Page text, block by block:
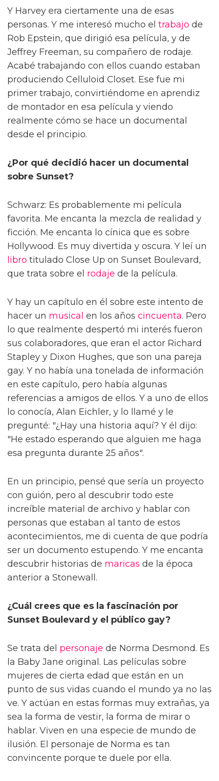
Y Harvey era ciertamente una de esas
personas. Y me interesó mucho el trabajo de
Rob Epstein, que dirigió esa película, y de
Jeffrey Freeman, su compañero de rodaje.
Acabé trabajando con ellos cuando estaban
produciendo Celluloid Closet. Ese fue mi
primer trabajo, convirtiéndome en aprendiz
de montador en esa película y viendo
realmente cómo se hace un documental
desde el principio.
¿Por qué decidió hacer un documental
sobre Sunset?
Schwarz: Es probablemente mi película
favorita. Me encanta la mezcla de realidad y
ficción. Me encanta lo cínica que es sobre
Hollywood. Es muy divertida y oscura. Y leí un
libro titulado Close Up on Sunset Boulevard,
que trata sobre el rodaje de la película.
Y hay un capítulo en él sobre este intento de
hacer un musical en los años cincuenta. Pero
lo que realmente despertó mi interés fueron
sus colaboradores, que eran el actor Richard
Stapley y Dixon Hughes, que son una pareja
gay. Y no había una tonelada de información
en este capítulo, pero había algunas
referencias a amigos de ellos. Y a uno de ellos
lo conocía, Alan Eichler, y lo llamé y le
pregunté: "¿Hay una historia aquí? Y él dijo:
"He estado esperando que alguien me haga
esa pregunta durante 25 años".
En un principio, pensé que sería un proyecto
con guión, pero al descubrir todo este
increíble material de archivo y hablar con
personas que estaban al tanto de estos
acontecimientos, me di cuenta de que podría
ser un documento estupendo. Y me encanta
descubrir historias de maricas de la época
anterior a Stonewall.
¿Cuál crees que es la fascinación por
Sunset Boulevard y el público gay?
Se trata del personaje de Norma Desmond. Es
la Baby Jane original. Las películas sobre
mujeres de cierta edad que están en un
punto de sus vidas cuando el mundo ya no las
ve. Y actúan en estas formas muy extrañas, ya
sea la forma de vestir, la forma de mirar o
hablar. Viven en una especie de mundo de
ilusión. El personaje de Norma es tan
convincente porque te duele por ella.